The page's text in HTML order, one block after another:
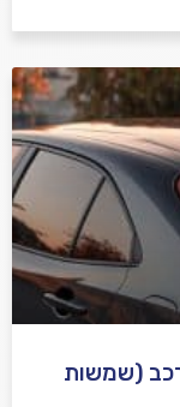
(שמשות